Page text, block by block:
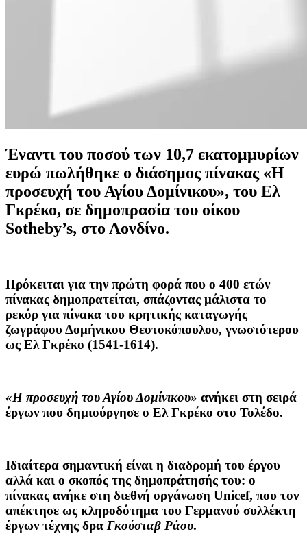
Έναντι του ποσού των 10,7 εκατομμυρίων
ευρώ πωλήθηκε ο διάσημος πίνακας «Η
προσευχή του Αγίου Δομίνικου», του Ελ
Γκρέκο, σε δημοπρασία του οίκου
Sotheby’s, στο Λονδίνο.
Πρόκειται για την πρώτη φορά που ο 400 ετών
πίνακας δημοπρατείται, σπάζοντας μάλιστα το
ρεκόρ για πίνακα του κρητικής καταγωγής
ζωγράφου Δομήνικου Θεοτοκόπουλου, γνωστότερου
ως Ελ Γκρέκο (1541-1614).
«Η προσευχή του Αγίου Δομίνικου» ανήκει στη σειρά
έργων που δημιούργησε ο Ελ Γκρέκο στο Τολέδο.
Ιδιαίτερα σημαντική είναι η διαδρομή του έργου
αλλά και ο σκοπός της δημοπράτησής του: ο
πίνακας ανήκε στη διεθνή οργάνωση Unicef, που τον
απέκτησε ως κληροδότημα του Γερμανού συλλέκτη
έργων τέχνης δρα Γκούσταβ Ράου.